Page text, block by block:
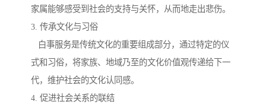
家属能够感受到社会的支持与关怀，从而地走出悲伤。
3. 传承文化与习俗
白事服务是传统文化的重要组成部分，通过特定的仪
式和习俗，将家族、地域乃至的文化价值观传递给下一
代，维护社会的文化认同感。
4. 促进社会关系的联结